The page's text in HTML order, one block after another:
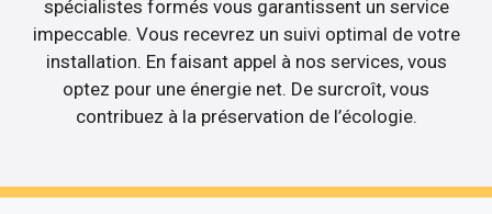
spécialistes formés vous garantissent un service
impeccable. Vous recevrez un suivi optimal de votre
installation. En faisant appel à nos services, vous
optez pour une énergie net. De surcroît, vous
contribuez à la préservation de l’écologie.